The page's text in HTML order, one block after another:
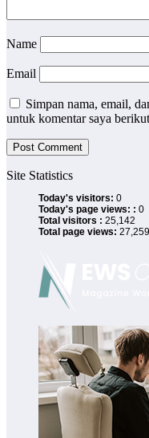
Name
Email
Simpan nama, email,
untuk komentar saya
Site Statistics
Today's visitors: 0
Today's page views: : 0
Total visitors : 25,142
Total page views: 27,259